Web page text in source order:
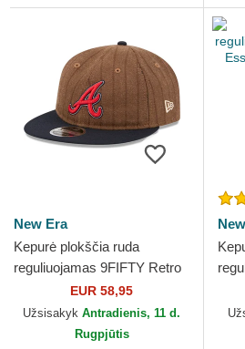
New Era
Kepurė plokščia ruda
reguliuojamas 9FIFTY Retro
Crown Wool Pinstripe Atlanta
Braves MLB New Era
EUR 58,95
Užsisakyk Antradienis, 11 d.
Rugpjūtis